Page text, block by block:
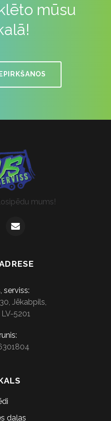
mūsu
mums!
serviss:
Jēkabpils,
5201
daļas